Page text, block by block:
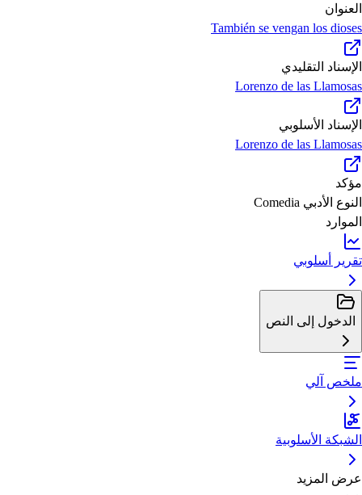
العنوان
También se vengan los dioses
الإسناد التقليدي
Lorenzo de las Llamosas
الإسناد الأسلوبي
Lorenzo de las Llamosas
مؤكد
النوع الأدبي Comedia
الموارد
تقرير أسلوبي
الدخول إلى النص
ملخص آلي
الشبكة الأسلوبية
عرض المزيد